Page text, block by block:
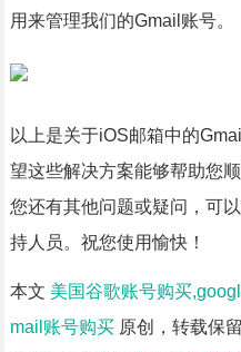
用来管理我们的Gmail账号。
以上是关于iOS邮箱中的
望这些解决方案能够帮助您
您还有其他问题或疑问，可
持人员。祝您使用愉快！
本文 美国谷歌账号购买
mail账号购买原创，转载保